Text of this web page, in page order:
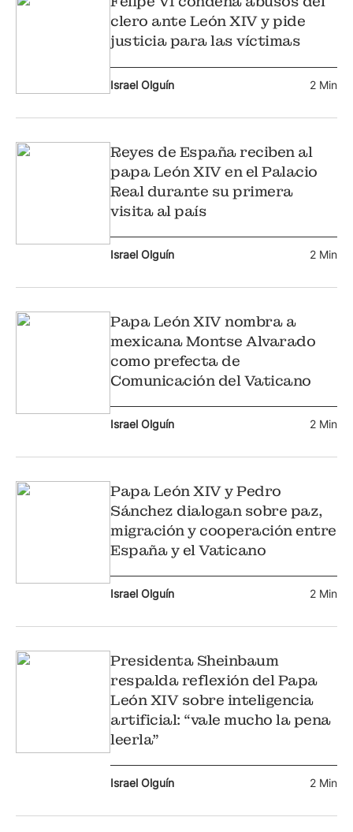
clero ante León XIV y pide
justicia para las víctimas
Israel Olguín 2 Min
Reyes de España reciben al
papa León XIV en el Palacio
Real durante su primera
visita al país
Israel Olguín 2 Min
Papa León XIV nombra a
mexicana Montse Alvarado
como prefecta de
Comunicación del Vaticano
Israel Olguín 2 Min
Papa León XIV y Pedro
Sánchez dialogan sobre paz,
migración y cooperación entre
España y el Vaticano
Israel Olguín 2 Min
Presidenta Sheinbaum
respalda reflexión del Papa
León XIV sobre inteligencia
artificial: “vale mucho la pena
leerla”
Israel Olguín 2 Min